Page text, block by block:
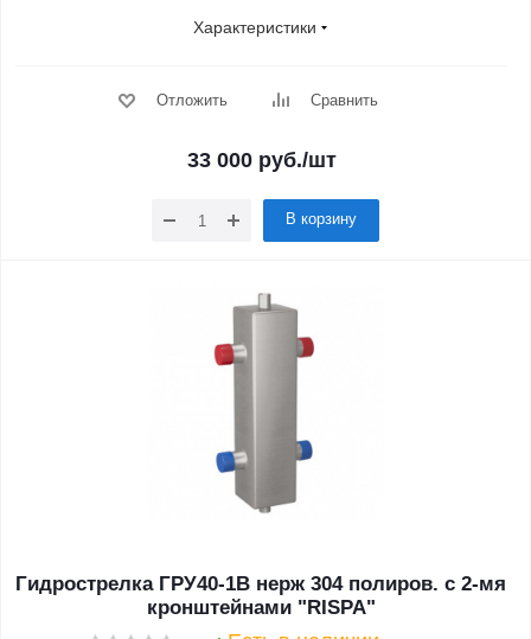
Характеристики
Отложить Сравнить
33 000руб./шт
В корзину
Гидрострелка ГРУ40-1В нерж 304 полиров. с 2-мя
кронштейнами "RISPA"